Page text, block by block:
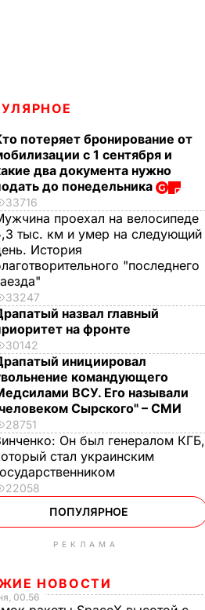
потеряет бронирование от
с 1 сентября и
два документа нужно
до понедельника
33716
проехал на велосипеде
тыс. км и умер на следующий
История
"последнего
33247
назвал главный
на фронте
30142
инициировал
командующего
ВСУ. Его называли
Сырского" – СМИ
28751
Он был генералом КГБ,
стал украинским
22058
ПОПУЛЯРНОЕ
РЕКЛАМА
НОВОСТИ
00.56